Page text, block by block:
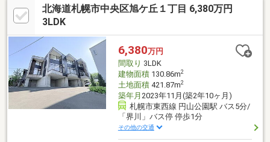
北海道札幌市中央区旭ケ丘１丁目 6,380万円
3LDK
6,380万円
間取り 3LDK
建物面積130.86m2
土地面積421.87m2
築年月 2023年11月(築2年10ヶ月)
札幌市東西線 円山公園駅 バス5分/
「界川」バス停 停歩1分
その他の交通